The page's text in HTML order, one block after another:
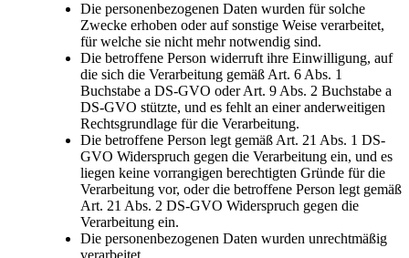
Die personenbezogenen Daten wurden für solche
Zwecke erhoben oder auf sonstige Weise verarbeitet,
für welche sie nicht mehr notwendig sind.
Die betroffene Person widerruft ihre Einwilligung, auf
die sich die Verarbeitung gemäß Art. 6 Abs. 1
Buchstabe a DS-GVO oder Art. 9 Abs. 2 Buchstabe a
DS-GVO stützte, und es fehlt an einer anderweitigen
Rechtsgrundlage für die Verarbeitung.
Die betroffene Person legt gemäß Art. 21 Abs. 1 DS-
GVO Widerspruch gegen die Verarbeitung ein, und es
liegen keine vorrangigen berechtigten Gründe für die
Verarbeitung vor, oder die betroffene Person legt gemäß
Art. 21 Abs. 2 DS-GVO Widerspruch gegen die
Verarbeitung ein.
Die personenbezogenen Daten wurden unrechtmäßig